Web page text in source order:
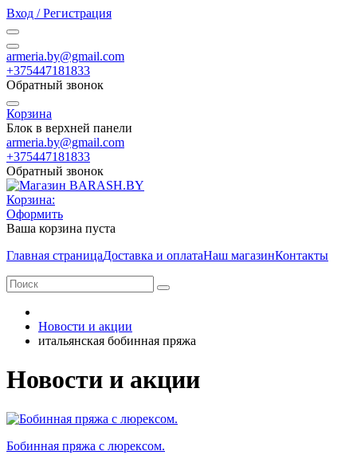
Вход / Регистрация
armeria.by@gmail.com
+375447181833
Обратный звонок
Корзина
Блок в верхней панели
armeria.by@gmail.com
+375447181833
Обратный звонок
Корзина:
Оформить
Ваша корзина пуста
Главная страницаДоставка и оплатаНаш магазинКонтакты
Новости и акции
итальянская бобинная пряжа
Новости и акции
Бобинная пряжа с люрексом.